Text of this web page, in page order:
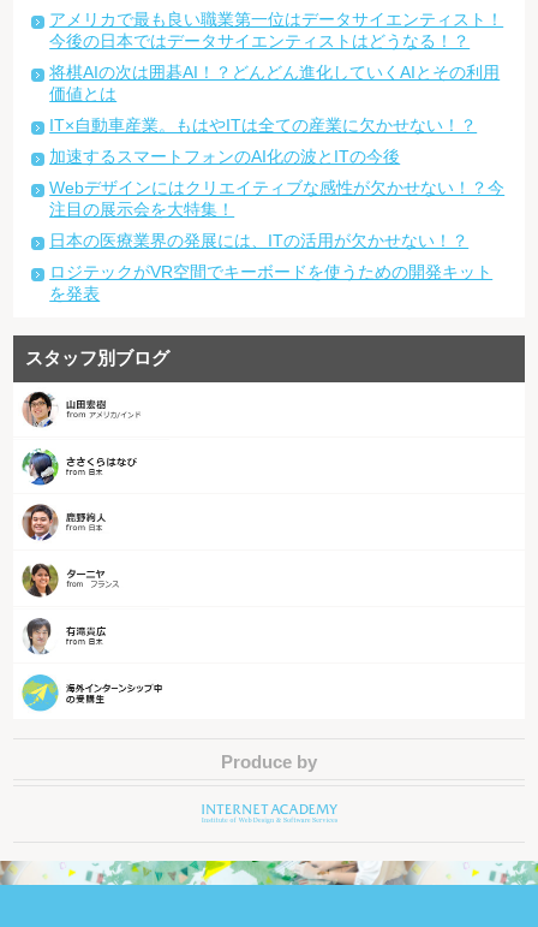
アメリカで最も良い職業第一位はデータサイエンティスト！
今後の日本ではデータサイエンティストはどうなる！？
将棋AIの次は囲碁AI！？どんどん進化していくAIとその利用
価値とは
IT×自動車産業。もはやITは全ての産業に欠かせない！？
加速するスマートフォンのAI化の波とITの今後
Webデザインにはクリエイティブな感性が欠かせない！？今
注目の展示会を大特集！
日本の医療業界の発展には、ITの活用が欠かせない！？
ロジテックがVR空間でキーボードを使うための開発キット
を発表
スタッフ別ブログ
Produce by